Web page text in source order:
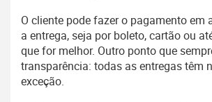
O cliente pode fazer o pagamento em
a entrega, seja por boleto, cartão ou
que for melhor. Outro ponto que
transparência: todas as entregas têm
exceção.